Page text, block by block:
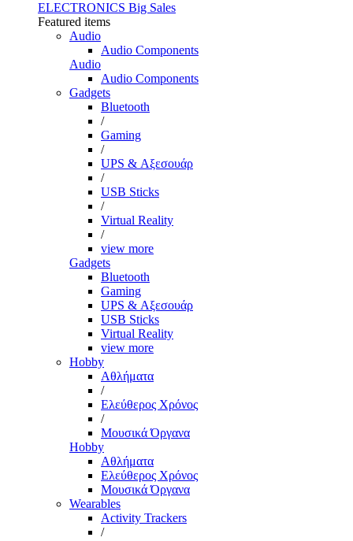
ELECTRONICS Big Sales
Featured items
Audio
Audio Components
Audio
Audio Components
Gadgets
Bluetooth
/
Gaming
/
UPS & Αξεσουάρ
/
USB Sticks
/
Virtual Reality
/
view more
Gadgets
Bluetooth
Gaming
UPS & Αξεσουάρ
USB Sticks
Virtual Reality
view more
Hobby
Αθλήματα
/
Ελεύθερος Χρόνος
/
Μουσικά Όργανα
Hobby
Αθλήματα
Ελεύθερος Χρόνος
Μουσικά Όργανα
Wearables
Activity Trackers
/